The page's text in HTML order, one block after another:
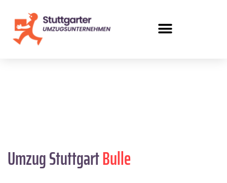
Umzug StuttgartBulle